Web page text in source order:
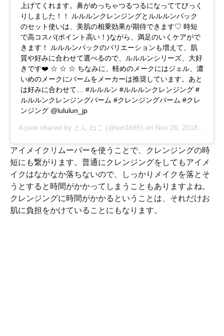
上げてくれます。鼻がめっちゃつるつるになっててびっく
りしました！！ ルルルンクレンジングとルルルンパック
のセット使いは、美肌の相乗効果が期待できます♡ 時短
で高コスパ(ポイント高い！)ながら、満足のいくケアがで
きます！ ルルルンパックのバリエーションも増えて、肌
質や好みに合わせて選べるので、ルルルンシリーズ、大好
きです❤️ ☆ ☆ ☆ ちなみに、軽めのメークにはジェル、濃
いめのメークにバームをメーカーは推奨しています。あと
は好みに合わせて… #ルルルン #ルルルンクレンジング #
ルルルンクレンジングバーム #クレンジングバーム #クレ
ンジング @lululun_jp
A post shared by とん ねこ (@ton1685) on Nov 26, 2018 at 5:41pm PST
アイメイクリムーバーを使うことで、クレンジングの時
短にも繋がります。普通にクレンジングをしてもアイメ
イクはなかなか落ちないので、しっかりメイクを落とそ
うとすると時間がかかってしまうこともありますよね。
クレンジングに時間がかかるということは、それだけお
肌に負担をかけていることにもなります。